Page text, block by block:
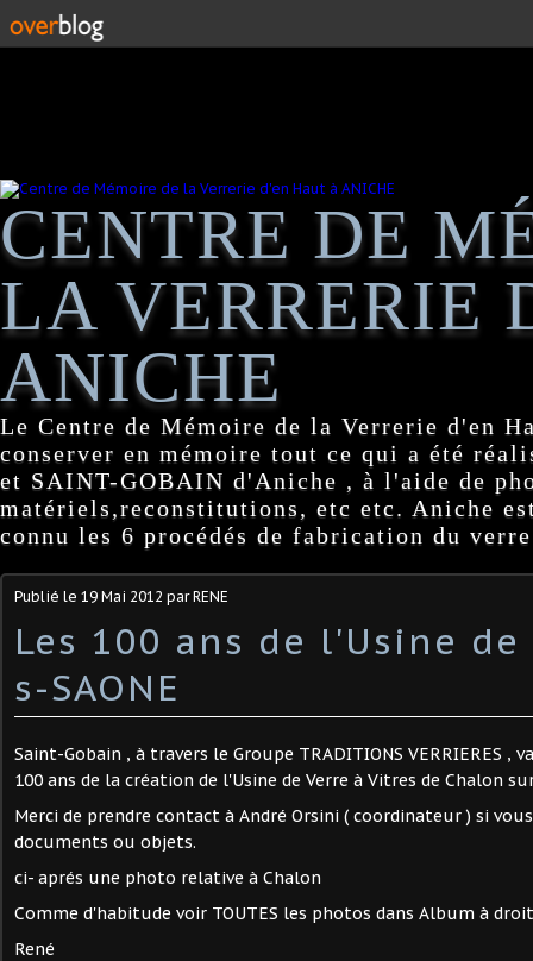
CENTRE DE
LA VERRERIE
ANICHE
Le Centre de Mémoire de la Verrerie d'en
conserver en mémoire tout ce qui a été
et SAINT-GOBAIN d'Aniche , à l'aide de
matériels,reconstitutions, etc etc. Aniche
connu les 6 procédés de fabrication du
Publié le 19 Mai 2012 par RENE
Les 100 ans de l'Usine de
s-SAONE
Saint-Gobain , à travers le Groupe TRADITIONS VERRIERES ,
100 ans de la création de l'Usine de Verre à Vitres de Chalon
Merci de prendre contact à André Orsini ( coordinateur ) si
documents ou objets.
ci- aprés une photo relative à Chalon
Comme d'habitude voir TOUTES les photos dans Album à
René